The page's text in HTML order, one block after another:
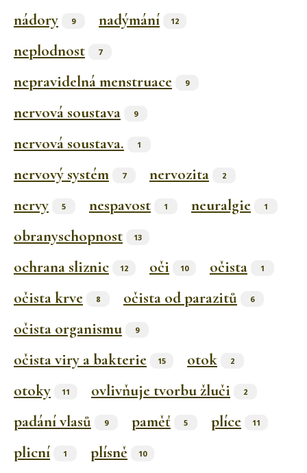
nádory 9 nadýmání 12
neplodnost 7
nepravidelná menstruace 9
nervová soustava 9
nervová soustava. 1
nervový systém 7 nervozita 2
nervy 5 nespavost 1 neuralgie 1
obranyschopnost 13
ochrana sliznic 12 oči 10 očista 1
očista krve 8 očista od parazitů 6
očista organismu 9
očista viry a bakterie 15 otok 2
otoky 11 ovlivňuje tvorbu žluči 2
padání vlasů 9 paměť 5 plíce 11
plicní 1 plísně 10